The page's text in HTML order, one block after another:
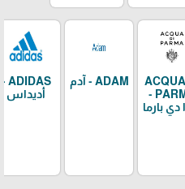
ACQUA
PARMA -
دي بارما
ADAM - آدم
ADIDAS -
أديداس